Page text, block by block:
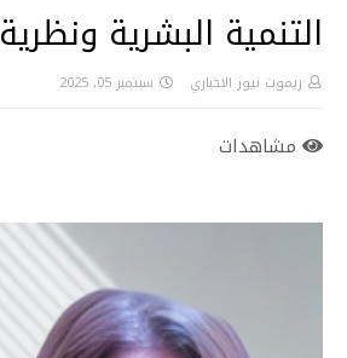
التنمية البشرية
ريموت نيوز الاخباري سبتمبر 05, 2025
مشاهدات